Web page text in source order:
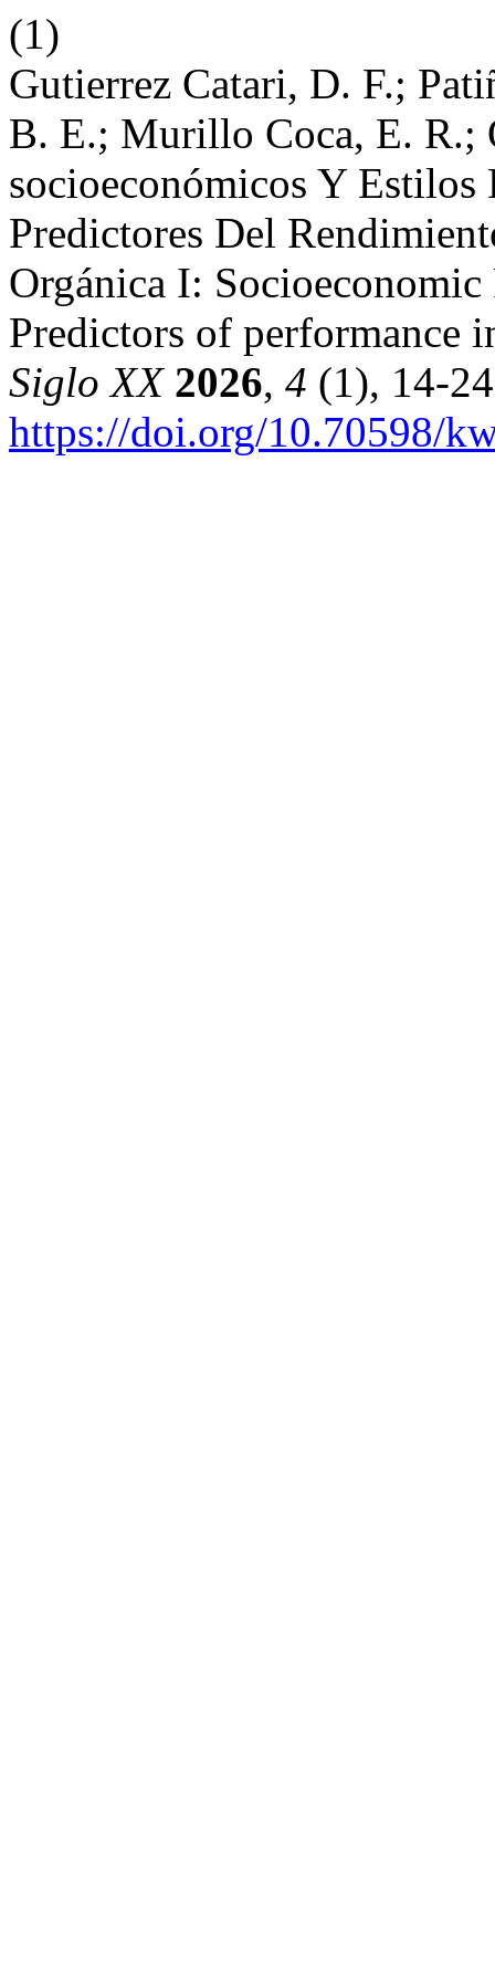
(1)
Gutierrez Catari, D. F.;
B. E.; Murillo Coca, E. R.;
socioeconómicos Y
Predictores Del
Orgánica I:
Predictors of performance
Siglo XX 2026, 4 (1), 14-
https://doi.org/10.70598/